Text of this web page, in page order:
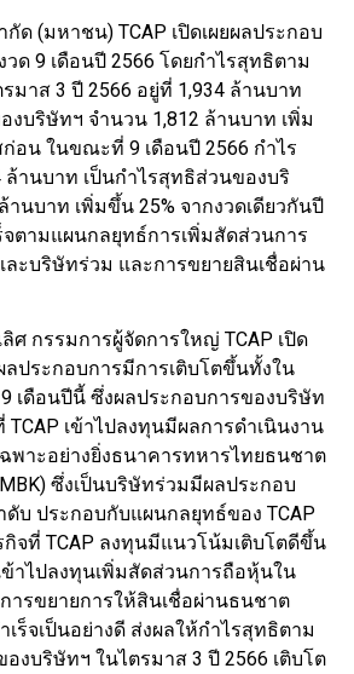
ด (มหาชน) TCAP เปิดเผยผลประกอบ
ด 9 เดือนปี 2566 โดยกำไรสุทธิตาม
มาส 3 ปี 2566 อยู่ที่ 1,934 ล้านบาท
งบริษัทฯ จำนวน 1,812 ล้านบาท เพิ่ม
อน ในขณะที่ 9 เดือนปี 2566 กำไร
านบาท เป็นกำไรสุทธิส่วนของบริ
านบาท เพิ่มขึ้น 25% จากงวดเดียวกันปี
ตามแผนกลยุทธ์การเพิ่มสัดส่วนการ
ะบริษัทร่วม และการขยายสินเชื่อผ่าน
ศ กรรมการผู้จัดการใหญ่ TCAP เปิด
ลประกอบการมีการเติบโตขึ้นทั้งใน
เดือนปีนี้ ซึ่งผลประกอบการของบริษัท
เข้าไปลงทุนมีผลการดำเนินงาน
พาะอย่างยิ่งธนาคารทหารไทยธนชาต
ซึ่งเป็นบริษัทร่วมมีผลประกอบ
ดับ ประกอบกับแผนกลยุทธ์ของ TCAP
กิจที่ TCAP ลงทุนมีแนวโน้มเติบโตดีขึ้น
ข้าไปลงทุนเพิ่มสัดส่วนการถือหุ้นใน
ารขยายการให้สินเชื่อผ่านธนชาต
ร็จเป็นอย่างดี ส่งผลให้กำไรสุทธิตาม
องบริษัทฯ ในไตรมาส 3 ปี 2566 เติบโต